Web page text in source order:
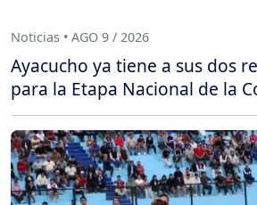
Noticias • AGO 9 / 2026
Ayacucho ya tiene a sus dos
para la Etapa Nacional de la